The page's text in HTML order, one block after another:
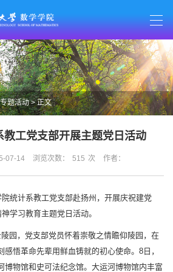
专题活动> 正文
教工党支部开展主题党日活动
07-14 浏览次数： 515 次 作者：
统计系教工党支部赴扬州，开展庆祝建党
学习教育主题党日活动。
园，党支部党员怀着崇敬之情瞻仰陵园，在
悟革命先辈用鲜血铸就的初心使命。8日，
博物馆和史可法纪念馆。大运河博物馆内丰富